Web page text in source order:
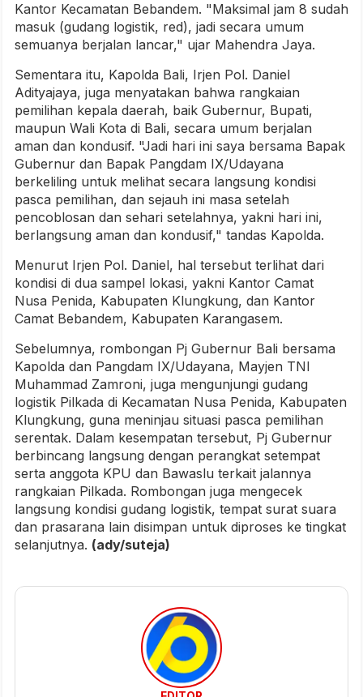
Kantor Kecamatan Bebandem. "Maksimal jam 8 sudah
masuk (gudang logistik, red), jadi secara umum
semuanya berjalan lancar," ujar Mahendra Jaya.
Sementara itu, Kapolda Bali, Irjen Pol. Daniel
Adityajaya, juga menyatakan bahwa rangkaian
pemilihan kepala daerah, baik Gubernur, Bupati,
maupun Wali Kota di Bali, secara umum berjalan
aman dan kondusif. "Jadi hari ini saya bersama Bapak
Gubernur dan Bapak Pangdam IX/Udayana
berkeliling untuk melihat secara langsung kondisi
pasca pemilihan, dan sejauh ini masa setelah
pencoblosan dan sehari setelahnya, yakni hari ini,
berlangsung aman dan kondusif," tandas Kapolda.
Menurut Irjen Pol. Daniel, hal tersebut terlihat dari
kondisi di dua sampel lokasi, yakni Kantor Camat
Nusa Penida, Kabupaten Klungkung, dan Kantor
Camat Bebandem, Kabupaten Karangasem.
Sebelumnya, rombongan Pj Gubernur Bali bersama
Kapolda dan Pangdam IX/Udayana, Mayjen TNI
Muhammad Zamroni, juga mengunjungi gudang
logistik Pilkada di Kecamatan Nusa Penida, Kabupaten
Klungkung, guna meninjau situasi pasca pemilihan
serentak. Dalam kesempatan tersebut, Pj Gubernur
berbincang langsung dengan perangkat setempat
serta anggota KPU dan Bawaslu terkait jalannya
rangkaian Pilkada. Rombongan juga mengecek
langsung kondisi gudang logistik, tempat surat suara
dan prasarana lain disimpan untuk diproses ke tingkat
selanjutnya. (ady/suteja)